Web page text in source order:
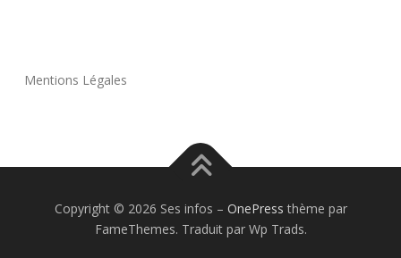
Mentions Légales
Copyright © 2026 Ses infos – OnePress thème par
FameThemes. Traduit par Wp Trads.